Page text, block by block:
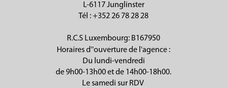
L-6117 Junglinster
Tél : +352 26 78 28 28
R.C.S Luxembourg: B167950
Horaires d''ouverture de l'agence :
Du lundi-vendredi
de 9h00-13h00 et de 14h00-18h00.
Le samedi sur RDV